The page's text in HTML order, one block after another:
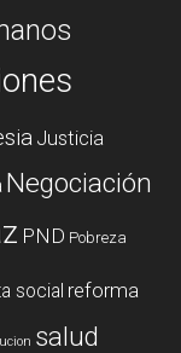
Justicia
Negociación
PND Pobreza
social reforma
salud